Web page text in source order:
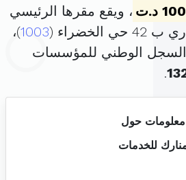
د.ت
، ويقع مقرها الرئيسي
1003)،
الوطني للمؤسسات
.
معلومات حول
للخدمات